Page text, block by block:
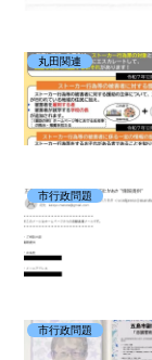
丸田関連
市行政問題
市行政問題